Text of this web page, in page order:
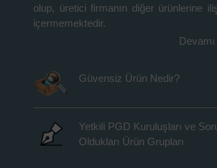
olup, üretici firmanın diğer ürünlerine
içermemektedir.
Devamı
Güvensiz Ürün Nedir?
Yetkili PGD Kuruluşları ve
Oldukları Ürün Grupları